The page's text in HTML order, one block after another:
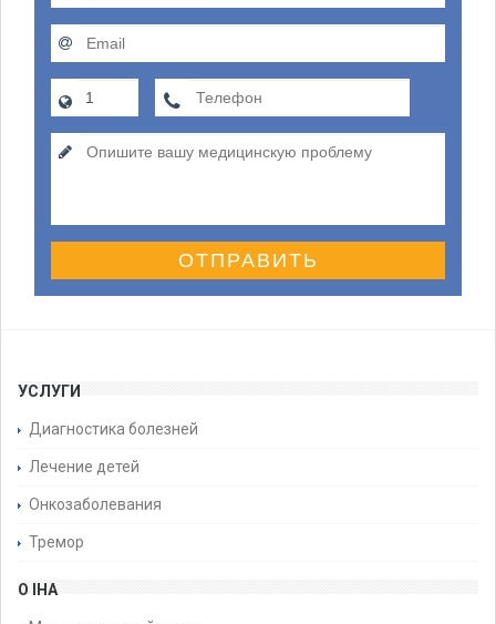
ОТПРАВИТЬ
УСЛУГИ
Диагностика болезней
Лечение детей
Онкозаболевания
Тремор
О IHA